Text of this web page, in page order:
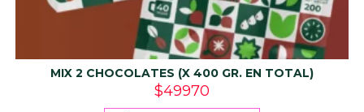
MIX 2 CHOCOLATES (X 400 GR. EN TOTAL)
$49970